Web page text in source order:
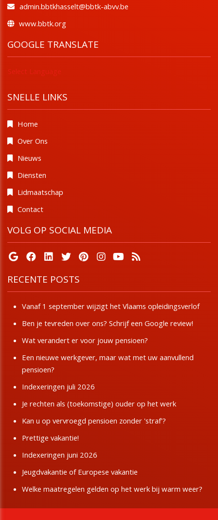
admin.bbtkhasselt@bbtk-abvv.be
www.bbtk.org
GOOGLE TRANSLATE
Select Language
SNELLE LINKS
Home
Over Ons
Nieuws
Diensten
Lidmaatschap
Contact
VOLG OP SOCIAL MEDIA
RECENTE POSTS
Vanaf 1 september wijzigt het Vlaams opleidingsverlof
Ben je tevreden over ons? Schrijf een Google review!
Wat verandert er voor jouw pensioen?
Een nieuwe werkgever, maar wat met uw aanvullend
pensioen?
Indexeringen juli 2026
Je rechten als (toekomstige) ouder op het werk
Kan u op vervroegd pensioen zonder 'straf'?
Prettige vakantie!
Indexeringen juni 2026
Jeugdvakantie of Europese vakantie
Welke maatregelen gelden op het werk bij warm weer?